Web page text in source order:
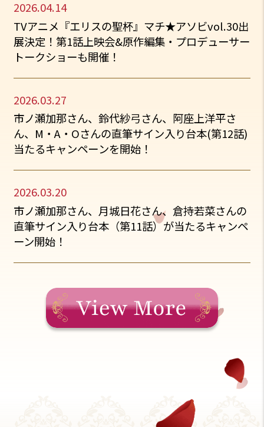
2026.04.14
TVアニメ『エリスの聖杯』マチ★アソビvol.30出
展決定！第1話上映会&原作編集・プロデューサー
トークショーも開催！
2026.03.27
市ノ瀬加那さん、鈴代紗弓さん、阿座上洋平さ
ん、M・A・Oさんの直筆サイン入り台本(第12話)
当たるキャンペーンを開始！
2026.03.20
市ノ瀬加那さん、月城日花さん、倉持若菜さんの
直筆サイン入り台本（第11話）が当たるキャンペ
ーン開始！